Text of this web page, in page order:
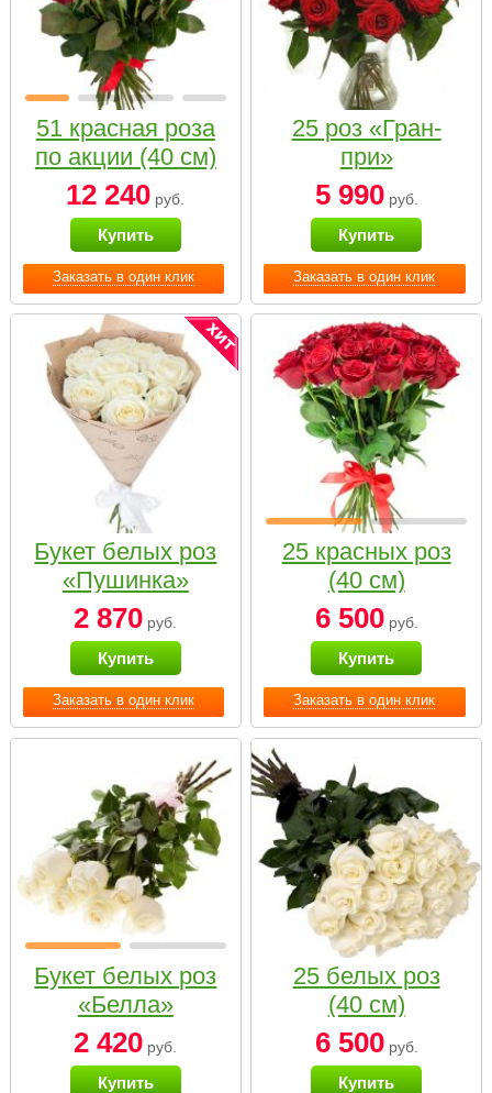
Заказать в один клик
51 красная роза
по акции (40 см)
12 240 руб.
Купить
Заказать в один клик
25 роз «Гран-
при»
5 990руб.
Купить
Заказать в один клик
Букет белых роз
«Пушинка»
2 870 руб.
Купить
Заказать в один клик
25 красных роз
(40 см)
6 500руб.
Купить
Букет белых роз
«Белла»
2 420 руб.
Купить
25 белых роз
(40 см)
6 500руб.
Купить